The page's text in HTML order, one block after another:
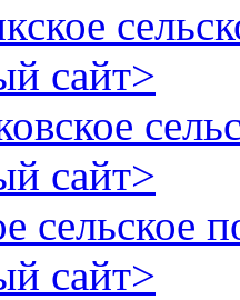
сайт>
сайт>
сельское
сайт>